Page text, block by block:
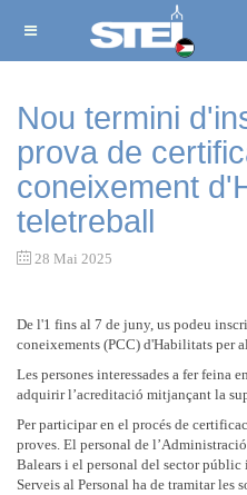
Nou termini
prova de
coneixement
teletreball
28 Mai 2025
De l'1 fins al 7 de juny, us podeu
coneixements (PCC) d'Habilitats per
Les persones interessades a fer feina
adquirir l’acreditació mitjançant la
Per participar en el procés de
proves. El personal de
Balears i el personal del sector públic
Serveis al Personal ha de tramitar les